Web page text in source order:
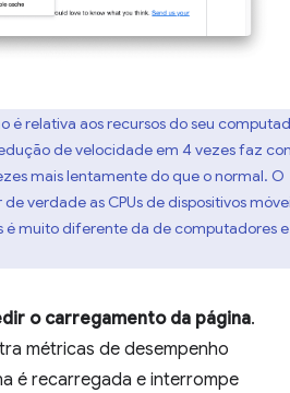
é relativa aos recursos do seu
de velocidade em 4 vezes faz
mais lentamente do que o normal. O
verdade as CPUs de dispositivos
é muito diferente da de computadores e
o carregamento da página.
métricas de desempenho
é recarregada e interrompe